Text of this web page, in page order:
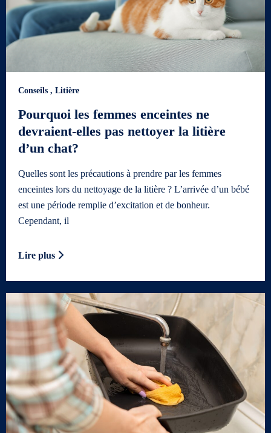
Conseils , Litière
Pourquoi les femmes enceintes ne
devraient-elles pas nettoyer la litière
d’un chat?
Quelles sont les précautions à prendre par les femmes
enceintes lors du nettoyage de la litière ? L’arrivée d’un bébé
est une période remplie d’excitation et de bonheur.
Cependant, il
Lire plus